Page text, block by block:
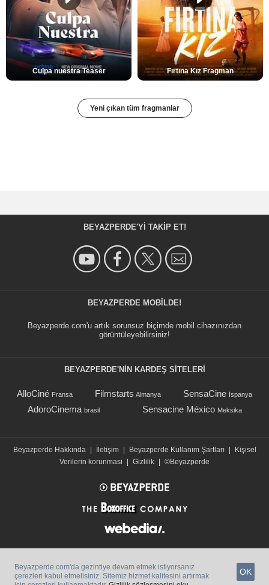
Culpa nuestra Teaser Fırtına Kız Fragman
Yeni çıkan tüm fragmanlar
BEYAZPERDE'YI TAKIP ET!
BEYAZPERDE MOBILDE!
Beyazperde.com'u artık sorunsuz biçimde mobil cihazınızdan
görüntüleyebilirsiniz!
BEYAZPERDE'NIN KARDEŞ SİTELERİ
AlloCiné Fransa Filmstarts Almanya SensaCine İspanya
AdoroCinema brasil Sensacine México Meksika
Beyazperde Hakkında İletişim Beyazperde Kullanım Şartları
Kişisel
Verilerin korunmasi
Gizlilik ©Beyazperde
Beyazperde.com'da gezintiye devam etmek istiyorsanız
çerezleri kabul etmelisiniz. Sitemiz hizmet kalitesini artırmak
OK